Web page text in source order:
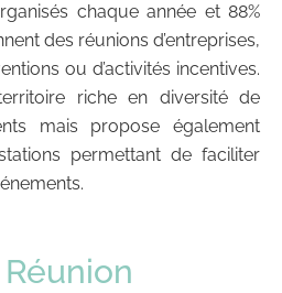
chaque année et 88%
des réunions d’entreprises,
ou d’activités incentives.
riche en diversité de
mais propose également
permettant de faciliter